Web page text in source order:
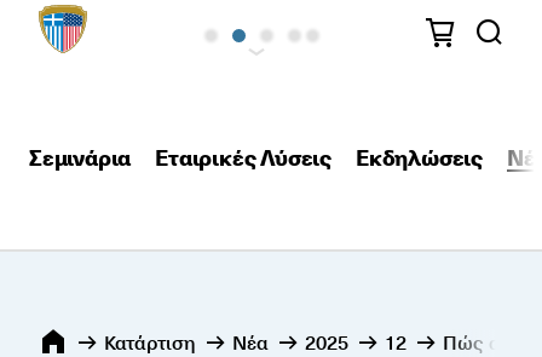
Σεμινάρια Εταιρικές Λύσεις Εκδηλώσεις
Κατάρτιση Νέα 2025 12 Πώς